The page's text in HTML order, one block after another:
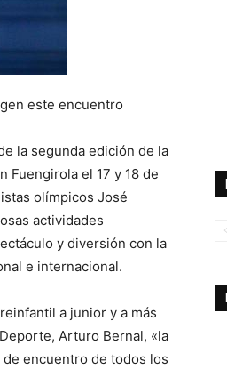
este encuentro
la segunda edición de la
Fuengirola el 17 y 18 de
olímpicos José
actividades
y diversión con la
e internacional.
a junior y a más
Arturo Bernal, «la
encuentro de todos los